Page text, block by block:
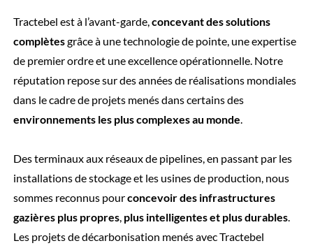
Tractebel est à l’avant-garde, concevant des solutions
complètesgrâce à une technologie de pointe, une expertise
de premier ordre et une excellence opérationnelle. Notre
réputation repose sur des années de réalisations mondiales
dans le cadre de projets menés dans certains des
environnements les plus complexes au monde
Des terminaux aux réseaux de pipelines, en passant par les
installations de stockage et les usines de production, nous
sommes reconnus pourconcevoir des infrastructures
gazières plus propres, plus intelligentes et plus durables.
Les projets de décarbonisation menés avec Tractebel